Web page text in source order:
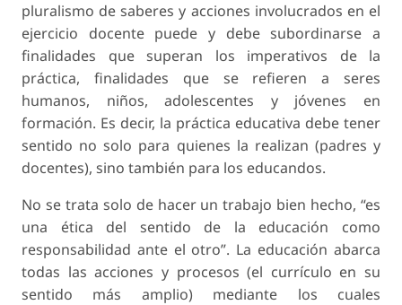
pluralismo de saberes y acciones involucrados en el
ejercicio docente puede y debe subordinarse a
finalidades que superan los imperativos de la
práctica, finalidades que se refieren a seres
humanos, niños, adolescentes y jóvenes en
formación. Es decir, la práctica educativa debe tener
sentido no solo para quienes la realizan (padres y
docentes), sino también para los educandos.
No se trata solo de hacer un trabajo bien hecho, “es
una ética del sentido de la educación como
responsabilidad ante el otro”. La educación abarca
todas las acciones y procesos (el currículo en su
sentido más amplio) mediante los cuales